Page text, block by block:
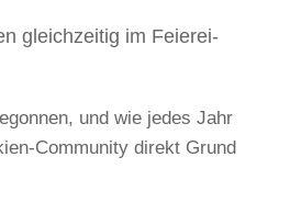
und wie jedes Jahr
Community direkt Grund